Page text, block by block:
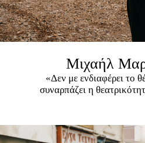
Μιχαήλ
«Δεν με ενδιαφέρει το
συναρπάζει η